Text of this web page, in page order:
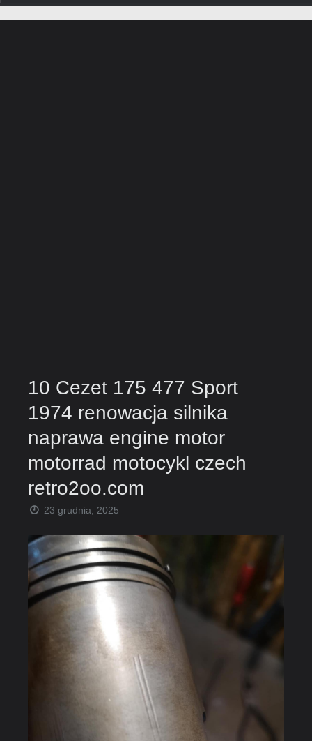
10 Cezet 175 477 Sport
1974 renowacja silnika
naprawa engine motor
motorrad motocykl czech
retro2oo.com
23 grudnia, 2025